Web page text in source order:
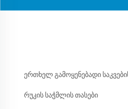
ერთხელ გამოყენებადი
რუკის საჭმლის თასები